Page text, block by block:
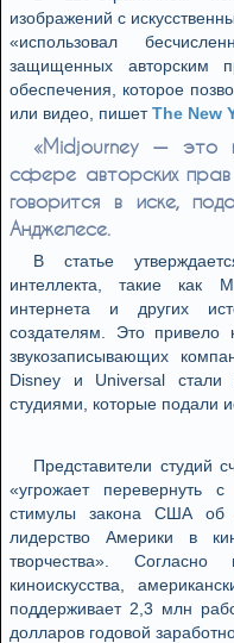
изображений с
«использовал
защищенных авторским
обеспечения, которое
или видео, пишетThe New
«Midjourney — это
сфере авторских
говорится в иске,
Анджелесе.
В статье
интеллекта, такие как
интернета и других
создателям. Это привело
звукозаписывающих
Disney и Universal стали
студиями, которые подали
Представители студий
«угрожает перевернуть
стимулы закона США об
лидерство Америки в
творчества».
киноискусства,
поддерживает 2,3 млн
долларов годовой